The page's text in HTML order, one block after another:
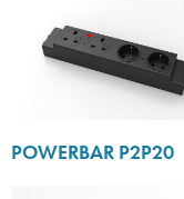
POWERBAR P2P20